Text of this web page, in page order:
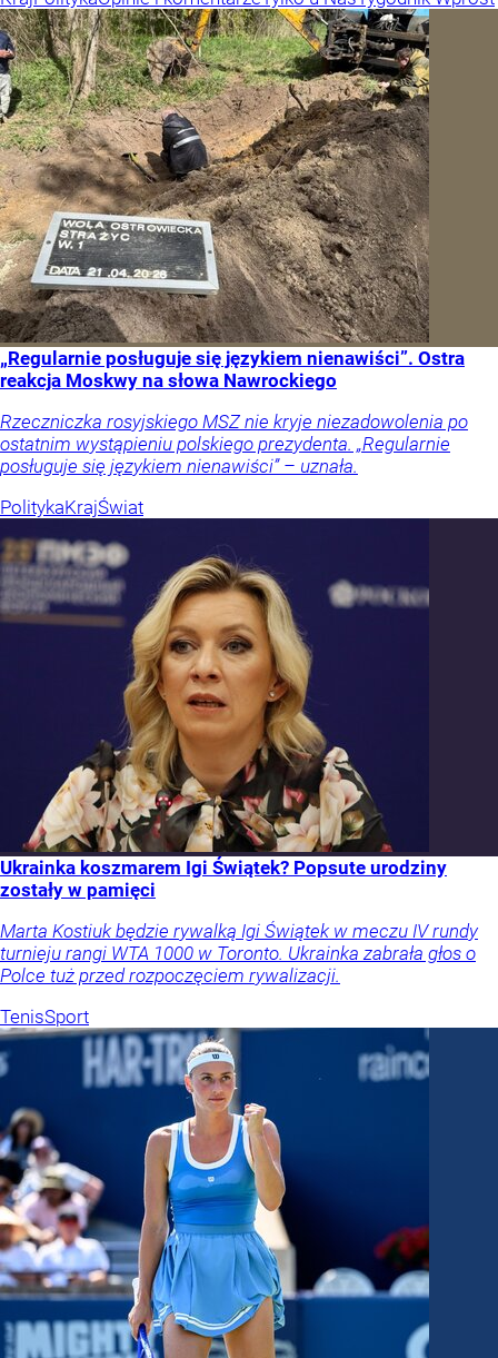
„Regularnie posługuje się językiem nienawiści”. Ostra
reakcja Moskwy na słowa Nawrockiego
Rzeczniczka rosyjskiego MSZ nie kryje niezadowolenia po
ostatnim wystąpieniu polskiego prezydenta. „Regularnie
posługuje się językiem nienawiści” – uznała.
PolitykaKrajŚwiat
Ukrainka koszmarem Igi Świątek? Popsute urodziny
zostały w pamięci
Marta Kostiuk będzie rywalką Igi Świątek w meczu IV rundy
turnieju rangi WTA 1000 w Toronto. Ukrainka zabrała głos o
Polce tuż przed rozpoczęciem rywalizacji.
TenisSport